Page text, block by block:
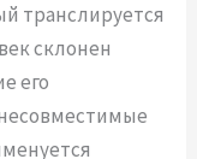
транслируется
склонен
его